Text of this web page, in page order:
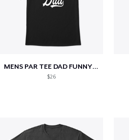
MENS PAR TEE DAD FUNNY PARTEE GOLF GIFT
$26